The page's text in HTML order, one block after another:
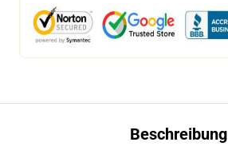
Beschreibung